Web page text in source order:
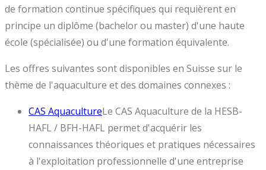
de formation continue spécifiques qui requièrent en
principe un diplôme (bachelor ou master) d'une haute
école (spécialisée) ou d'une formation équivalente.
Les offres suivantes sont disponibles en Suisse sur le
thème de l'aquaculture et des domaines connexes :
CAS AquacultureLe CAS Aquaculture de la HESB-
HAFL / BFH-HAFL permet d'acquérir les
connaissances théoriques et pratiques nécessaires
à l'exploitation professionnelle d'une entreprise